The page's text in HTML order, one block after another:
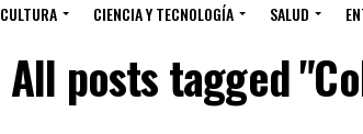
CULTURA CIENCIA Y TECNOLOGÍA SALUD
All posts tagged